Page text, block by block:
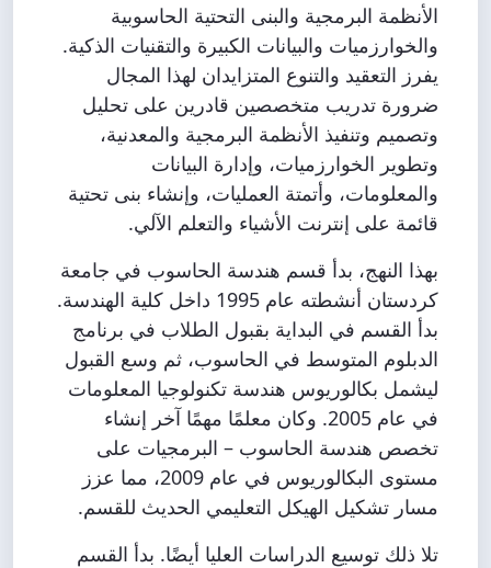
الأنظمة البرمجية والبنى التحتية الحاسوبية
والخوارزميات والبيانات الكبيرة والتقنيات الذكية.
يفرز التعقيد والتنوع المتزايدان لهذا المجال
ضرورة تدريب متخصصين قادرين على تحليل
وتصميم وتنفيذ الأنظمة البرمجية والمعدنية،
وتطوير الخوارزميات، وإدارة البيانات
والمعلومات، وأتمتة العمليات، وإنشاء بنى تحتية
قائمة على إنترنت الأشياء والتعلم الآلي.
بهذا النهج، بدأ قسم هندسة الحاسوب في جامعة
كردستان أنشطته عام 1995 داخل كلية الهندسة.
بدأ القسم في البداية بقبول الطلاب في برنامج
الدبلوم المتوسط في الحاسوب، ثم وسع القبول
ليشمل بكالوريوس هندسة تكنولوجيا المعلومات
في عام 2005. وكان معلمًا مهمًا آخر إنشاء
تخصص هندسة الحاسوب – البرمجيات على
مستوى البكالوريوس في عام 2009، مما عزز
مسار تشكيل الهيكل التعليمي الحديث للقسم.
تلا ذلك توسيع الدراسات العليا أيضًا. بدأ القسم